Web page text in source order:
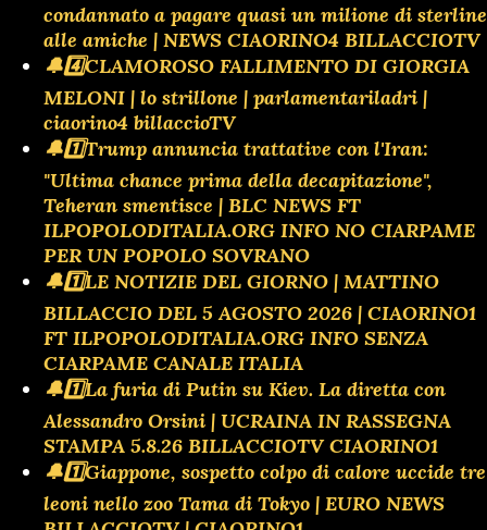
condannato a pagare quasi un milione di sterline
alle amiche | NEWS CIAORINO4 BILLACCIOTV
🔔4️⃣CLAMOROSO FALLIMENTO DI GIORGIA
MELONI | lo strillone | parlamentariladri |
ciaorino4 billaccioTV
🔔1️⃣Trump annuncia trattative con l'Iran:
"Ultima chance prima della decapitazione",
Teheran smentisce | BLC NEWS FT
ILPOPOLODITALIA.ORG INFO NO CIARPAME
PER UN POPOLO SOVRANO
🔔1️⃣LE NOTIZIE DEL GIORNO | MATTINO
BILLACCIO DEL 5 AGOSTO 2026 | CIAORINO1
FT ILPOPOLODITALIA.ORG INFO SENZA
CIARPAME CANALE ITALIA
🔔1️⃣La furia di Putin su Kiev. La diretta con
Alessandro Orsini | UCRAINA IN RASSEGNA
STAMPA 5.8.26 BILLACCIOTV CIAORINO1
🔔1️⃣Giappone, sospetto colpo di calore uccide tre
leoni nello zoo Tama di Tokyo | EURO NEWS